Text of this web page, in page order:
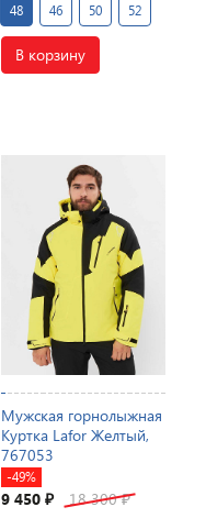
48 46 50 52
В корзину
Мужская горнолыжная
Куртка Lafor Желтый,
767053
-49%
9 450 ₽ 18 300₽